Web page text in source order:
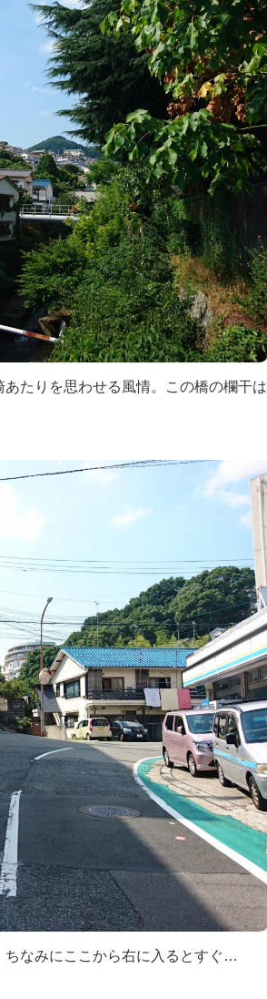
たりを思わせる風情。この橋の欄干は
ちなみにここから右に入るとすぐ…